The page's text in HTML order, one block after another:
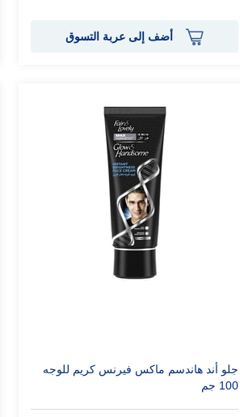
أضف إلى عربة التسوق
جلو أند هاندسم ماكس فيرنس كريم للوجه
100 جم